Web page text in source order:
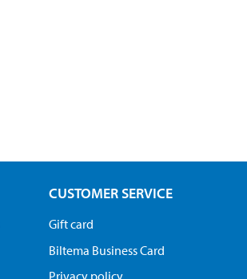
CUSTOMER SERVICE
Gift card
Biltema Business Card